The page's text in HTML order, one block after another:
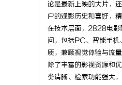
论是最新上映的大片，
户的观影历史和喜好，
在技术层面，2828电影
问，包括PC、智能手机
质，兼顾视觉体验与流量
除了丰富的影视资源和
类清晰、检索功能强大